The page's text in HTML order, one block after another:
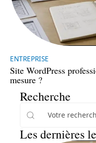
ENTREPRISE
Site WordPress
mesure ?
Recherche
Les dernières